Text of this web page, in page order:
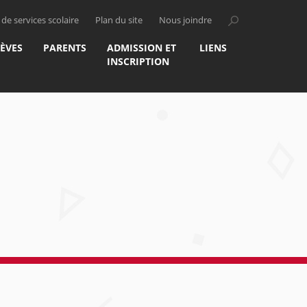
services scolaire Plan du site Nous joindre
PARENTS
ADMISSION ET
INSCRIPTION
LIENS